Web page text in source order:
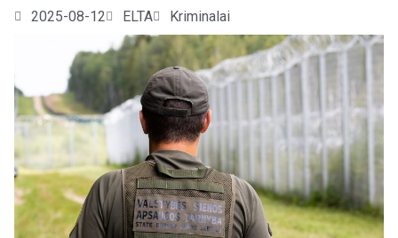
2025-08-12 ELTA Kriminalai